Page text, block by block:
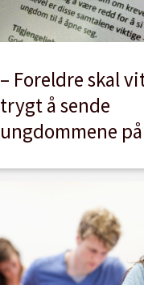
– Foreldre skal
trygt å sende
ungdommene